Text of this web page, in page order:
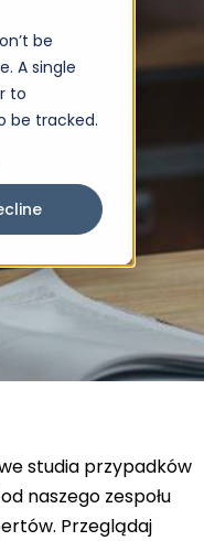
be
A single
to
be tracked.
studia przypadków
naszego zespołu
Przeglądaj